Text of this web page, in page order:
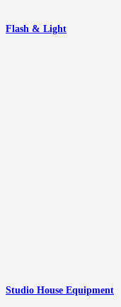
Flash & Light
Studio House Equipment